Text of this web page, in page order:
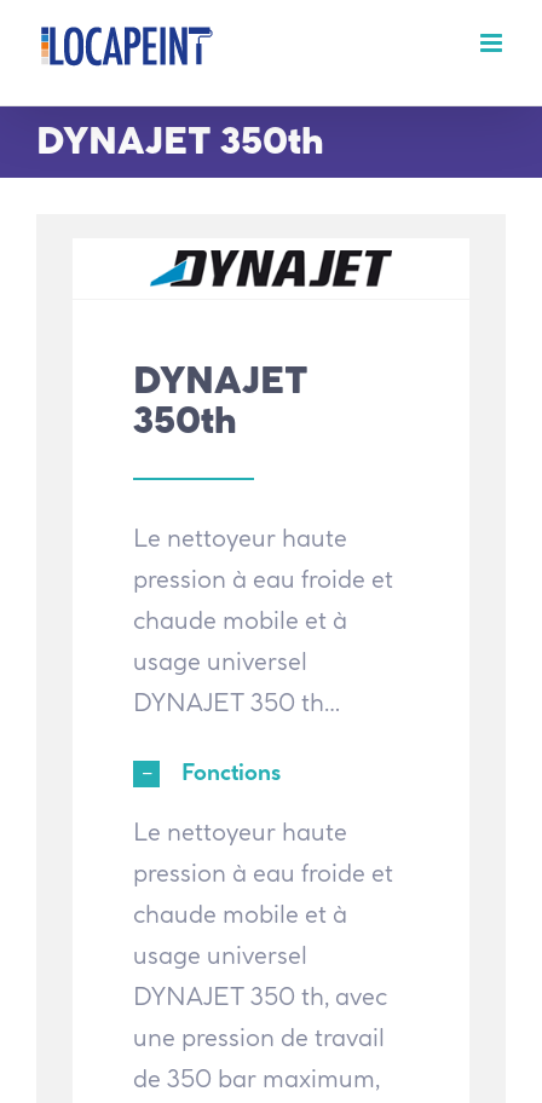
Passer
contenu
DYNAJET 350th
DYNAJET
350th
Le nettoyeur haute
pression à eau froide et
chaude mobile et à
usage universel
DYNAJET 350 th…
Fonctions
Le nettoyeur haute
pression à eau froide et
chaude mobile et à
usage universel
DYNAJET 350 th, avec
une pression de travail
de 350 bar maximum,